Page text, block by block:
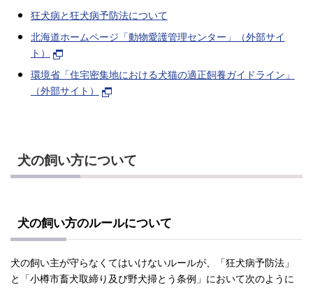
狂犬病と狂犬病予防法について
北海道ホームページ「動物愛護管理センター」（外部サイ
ト）
環境省「住宅密集地における犬猫の適正飼養ガイドライン」
（外部サイト）
犬の飼い方について
犬の飼い方のルールについて
犬の飼い主が守らなくてはいけないルールが、「狂犬病予防法」
と「小樽市畜犬取締り及び野犬掃とう条例」において次のように